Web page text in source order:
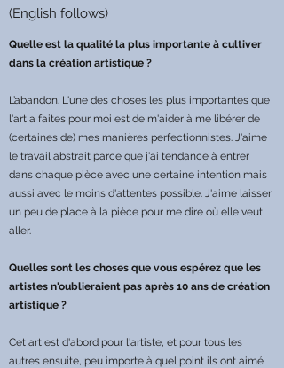
(English follows)
Quelle est la qualité la plus importante à cultiver
dans la création artistique ?
L’abandon. L'une des choses les plus importantes que
l'art a faites pour moi est de m'aider à me libérer de
(certaines de) mes manières perfectionnistes. J'aime
le travail abstrait parce que j'ai tendance à entrer
dans chaque pièce avec une certaine intention mais
aussi avec le moins d'attentes possible. J'aime laisser
un peu de place à la pièce pour me dire où elle veut
aller.
Quelles sont les choses que vous espérez que les
artistes n'oublieraient pas après 10 ans de création
artistique ?
Cet art est d'abord pour l'artiste, et pour tous les
autres ensuite, peu importe à quel point ils ont aimé